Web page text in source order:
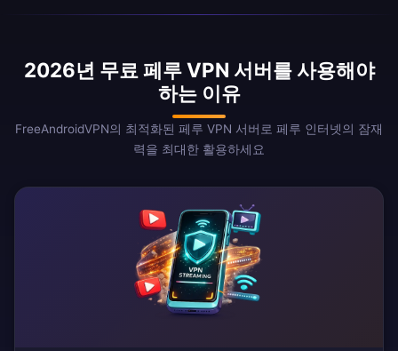
2026년 무료 페루 VPN 서버를 사용해야
하는 이유
FreeAndroidVPN의 최적화된 페루 VPN 서버로 페루 인터넷의 잠재
력을 최대한 활용하세요